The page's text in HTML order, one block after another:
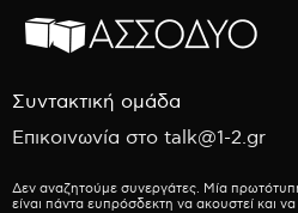
Συντακτική ομάδα
Επικοινωνία στο talk@1-2.gr
Δεν αναζητούμε συνεργάτες. Μία
είναι πάντα ευπρόσδεκτη να ακουστεί και